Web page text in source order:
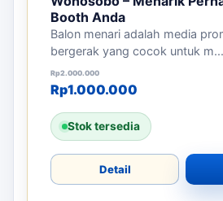
Booth Anda
Balon menari adalah media
bergerak yang cocok untuk m...
Rp2.000.000
Harga aslinya adalah:
Rp1.000.000
Harga saat ini adalah:
Stok tersedia
Detail